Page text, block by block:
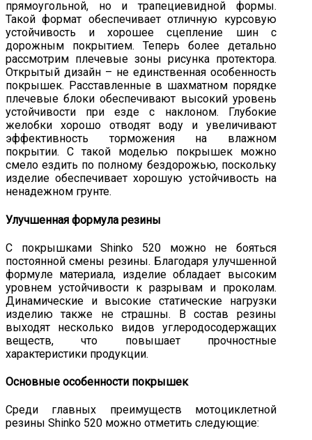
прямоугольной, но и трапециевидной формы.
Такой формат обеспечивает отличную курсовую
устойчивость и хорошее сцепление шин с
дорожным покрытием. Теперь более детально
рассмотрим плечевые зоны рисунка протектора.
Открытый дизайн – не единственная особенность
покрышек. Расставленные в шахматном порядке
плечевые блоки обеспечивают высокий уровень
устойчивости при езде с наклоном. Глубокие
желобки хорошо отводят воду и увеличивают
эффективность торможения на влажном
покрытии. С такой моделью покрышек можно
смело ездить по полному бездорожью, поскольку
изделие обеспечивает хорошую устойчивость на
ненадежном грунте.
Улучшенная формула резины
С покрышками Shinko 520 можно не бояться
постоянной смены резины. Благодаря улучшенной
формуле материала, изделие обладает высоким
уровнем устойчивости к разрывам и проколам.
Динамические и высокие статические нагрузки
изделию также не страшны. В состав резины
выходят несколько видов углеродосодержащих
веществ, что повышает прочностные
характеристики продукции.
Основные особенности покрышек
Среди главных преимуществ мотоциклетной
резины Shinko 520 можно отметить следующие: